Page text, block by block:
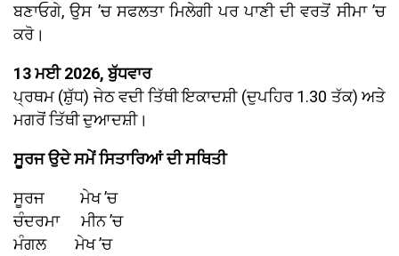
ਬਣਾਓਗੇ, ਉਸ ’ਚ ਸਫਲਤਾ ਮਿਲੇਗੀ ਪਰ ਪਾਣੀ ਦੀ ਵਰਤੋਂ ਸੀਮਾ ’ਚ
ਕਰੋ।
13 ਮਈ 2026, ਬੁੱਧਵਾਰ
ਪ੍ਰਥਮ (ਸ਼ੁੱਧ) ਜੇਠ ਵਦੀ ਤਿੱਥੀ ਇਕਾਦਸ਼ੀ (ਦੁਪਹਿਰ 1.30 ਤੱਕ) ਅਤੇ
ਮਗਰੋਂ ਤਿੱਥੀ ਦੁਆਦਸ਼ੀ।
ਸੂਰਜ ਉਦੇ ਸਮੇਂ ਸਿਤਾਰਿਆਂ ਦੀ ਸਥਿਤੀ
ਸੂਰਜ ਮੇਖ ’ਚ
ਚੰਦਰਮਾ ਮੀਨ ’ਚ
ਮੰਗਲ ਮੇਖ ’ਚ